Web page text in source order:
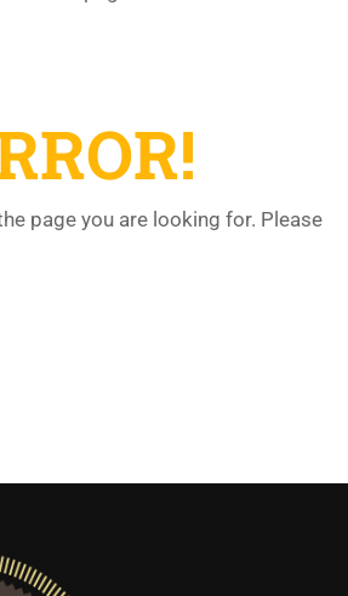
page you are looking for. Please